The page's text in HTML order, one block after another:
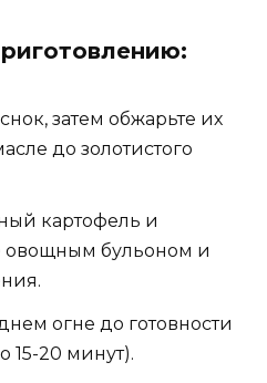
затем обжарьте их
до золотистого
картофель и
овощным бульоном и
огне до готовности
20 минут).